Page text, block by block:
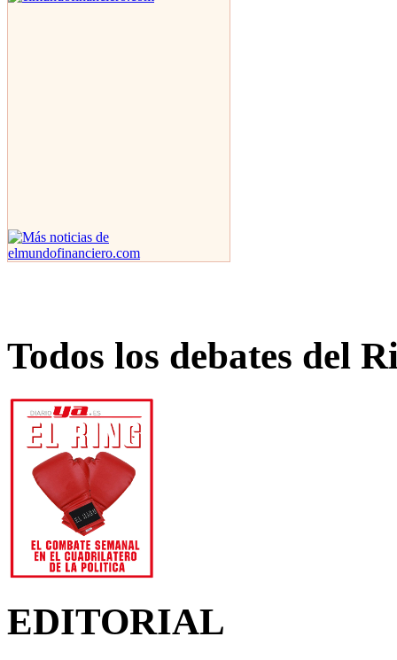
Todos los debates del
EDITORIAL